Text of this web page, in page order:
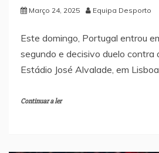
Março 24, 2025 Equipa Desporto
Este domingo, Portugal entrou
segundo e decisivo duelo contra
Estádio José Alvalade, em Lisboa.
Continuar a ler